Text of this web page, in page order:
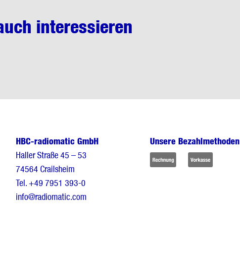
interessieren
HBC-radiomatic GmbH
Haller Straße 45 – 53
74564 Crailsheim
Tel.+49 7951 393-0
info@radiomatic.com
Unsere Bezahlmethoden